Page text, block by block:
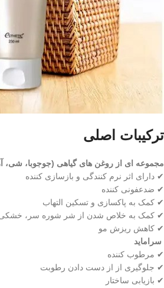
ترکیبات اصلی
مجموعه ای از روغن های گیاهی (جوجوبا، شی،
✔ دارای اثر نرم کنندگی و بازسازی کننده
✔ ضدعفونی کننده
✔ کمک به پاکسازی و تسکین التهاب
✔ کمک به خلاص شدن از شر شوره سر،
✔ کاهش ریزش مو
سراماید
✔ مرطوب کننده
✔ جلوگیری از از دست دادن رطوبت
✔ بازیابی ساختار